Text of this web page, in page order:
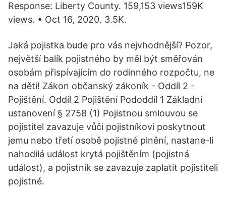
Response: Liberty County. 159,153 views159K
views. • Oct 16, 2020. 3.5K.
Jaká pojistka bude pro vás nejvhodnější? Pozor,
největší balík pojistného by měl být směřován
osobám přispívajícím do rodinného rozpočtu, ne
na děti! Zákon občanský zákoník - Oddíl 2 -
Pojištění. Oddíl 2 Pojištění Pododdíl 1 Základní
ustanovení § 2758 (1) Pojistnou smlouvou se
pojistitel zavazuje vůči pojistníkovi poskytnout
jemu nebo třetí osobě pojistné plnění, nastane-li
nahodilá událost krytá pojištěním (pojistná
událost), a pojistník se zavazuje zaplatit pojistiteli
pojistné.